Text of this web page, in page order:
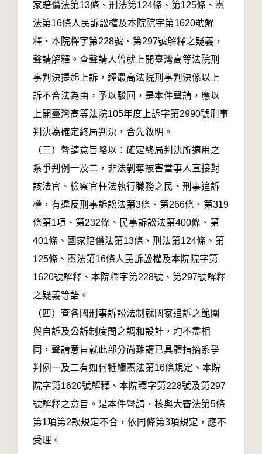
家賠償法第13條、刑法第124條、第125條、憲
法第16條人民訴訟權及本院院字第1620號解
釋、本院釋字第228號、第297號解釋之疑義，
聲請解釋。查聲請人曾就上開臺灣高等法院刑
事判決提起上訴，經最高法院刑事判決係以上
訴不合法為由，予以駁回，是本件聲請，應以
上開臺灣高等法院105年度上訴字第2990號刑事
判決為確定終局判決，合先敘明。
（三）聲請意旨略以：確定終局判決所適用之
系爭判例一及二，非法剝奪被害當事人直接對
該法官、檢察官枉法執行職務之民、刑事追訴
權，有違反刑事訴訟法第3條、第266條、第319
條第1項、第232條、民事訴訟法第400條、第
401條、國家賠償法第13條、刑法第124條、第
125條、憲法第16條人民訴訟權及本院院字第
1620號解釋、本院釋字第228號、第297號解釋
之疑義等語。
（四）查各國刑事訴訟法制就國家追訴之範圍
與自訴及公訴制度間之調和設計，均不盡相
同，聲請意旨就此部分尚難謂已具體指摘系爭
判例一及二有如何牴觸憲法第16條規定、本院
院字第1620號解釋、本院釋字第228號及第297
號解釋之意旨。是本件聲請，核與大審法第5條
第1項第2款規定不合，依同條第3項規定，應不
受理。